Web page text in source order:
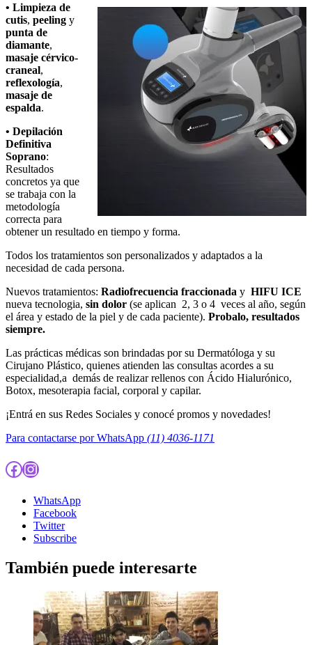
• Limpieza de
cutis, peeling y
punta de
diamante,
masaje cérvico-
craneal,
reflexología,
masaje de
espalda.
• Depilación
Definitiva
Soprano:
Resultados
concretos ya que
se trabaja con la
metodología
correcta para
obtener un resultado en tiempo y forma.
Todos los tratamientos son personalizados y adaptados a la
necesidad de cada persona.
Nuevos tratamientos: Radiofrecuencia fraccionada y HIFU ICE
nueva tecnologia, sin dolor (se aplican 2, 3 o 4 veces al año, según
el área y estado de la piel y de cada paciente). Probalo, resultados
siempre.
Las prácticas médicas son brindadas por su Dermatóloga y su
Cirujano Plástico, quienes atienden las consultas acordes a su
especialidad,a demás de realizar rellenos con Ácido Hialurónico,
Botox, mesoterapia facial, corporal y capilar.
¡Entrá en sus Redes Sociales y conocé promos y novedades!
Para contactarse por WhatsApp (11) 4036-1171
Facebook
Instagram
WhatsApp
Facebook
Twitter
Subscribe
También puede interesarte